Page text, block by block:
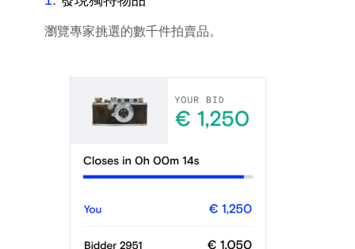
瀏覽專家挑選的數千件拍賣品。